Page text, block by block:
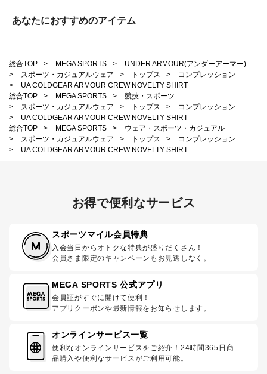
あなたにおすすめのアイテム
総合TOP > MEGA SPORTS >
UNDER ARMOUR(アンダーアーマー)
>
スポーツ・カジュアルウェア > トップス >
コンプレッション
>
UA COLDGEAR ARMOUR CREW NOVELTY SHIRT
総合TOP
> MEGA SPORTS >
競技・スポーツ
>
スポーツ・カジュアルウェア > トップス >
コンプレッション
>
UA COLDGEAR ARMOUR CREW NOVELTY SHIRT
総合TOP
> MEGA SPORTS >
ウェア・スポーツ・カジュアル
>
スポーツ・カジュアルウェア > トップス >
コンプレッション
>
UA COLDGEAR ARMOUR CREW NOVELTY SHIRT
お得で便利なサービス
スポーツマイル会員特典
入会当日からオトクな特典が盛りだくさん！
会員さま限定のキャンペーンもお見逃しなく。
MEGA SPORTS 公式アプリ
会員証がすぐに開けて便利！
アプリクーポンや最新情報をお知らせします。
オンラインサービス一覧
便利なオンラインサービスをご紹介！24時間365日商
品購入や便利なサービスがご利用可能。